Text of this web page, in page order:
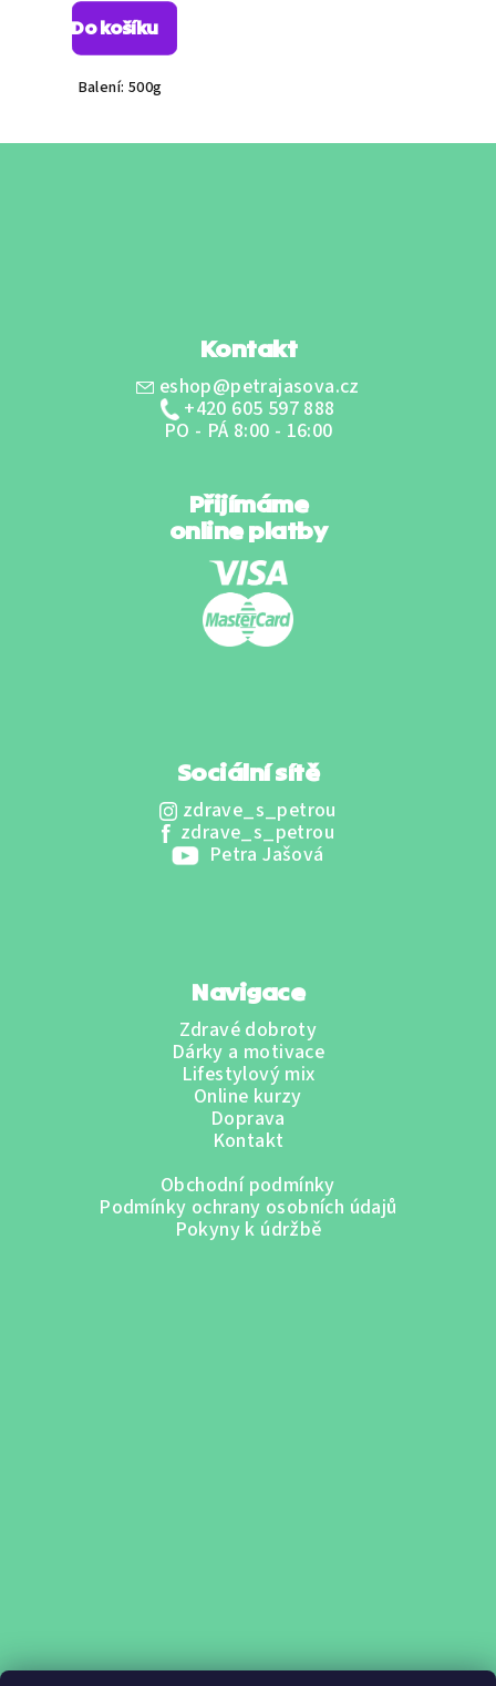
produktu
je
z
Do košíku
Balení: 500g
Kontakt
eshop@petrajasova.cz
+420 605 597 888
PO - PÁ 8:00 - 16:00
Přijímáme
online platby
Sociální sítě
zdrave_s_petrou
zdrave_s_petrou
Petra Jašová
Navigace
Zdravé dobroty
Dárky a motivace
Lifestylový mix
Online kurzy
Doprava
Kontakt
Obchodní podmínky
Podmínky ochrany osobních údajů
Pokyny k údržbě